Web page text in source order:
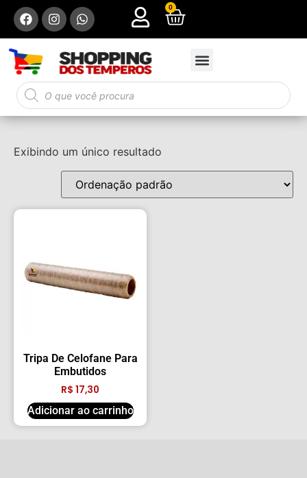
0
Exibindo um único resultado
Tripa De Celofane Para
Embutidos
R$ 17,30
Adicionar ao carrinho